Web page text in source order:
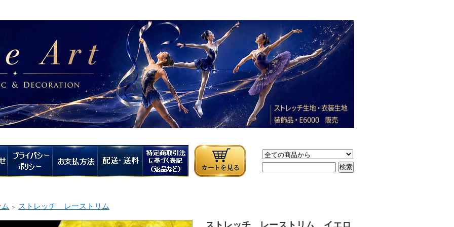
＞ ストレッチ レーストリム
ストレッチ レーストリム イエロ